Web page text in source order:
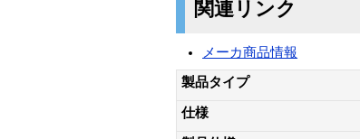
関連リンク
メーカ商品情報
製品タイプ
仕様